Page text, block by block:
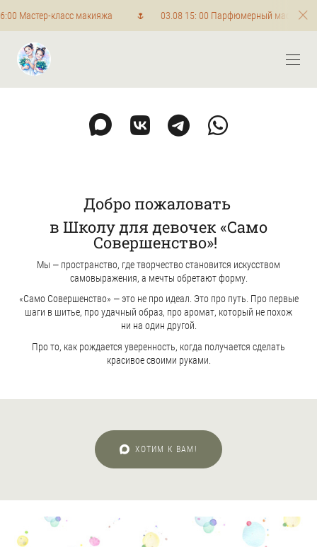
Мастер-класс макияжа 🌷 03.08 15: 00 Парфюмерный мастер-класс
Добро пожаловать
в Школу для девочек «Само
Совершенство»!
Мы — пространство, где творчество становится искусством
самовыражения, а мечты обретают форму.
«Само Совершенство» — это не про идеал. Это про путь. Про первые
шаги в шитье, про удачный образ, про аромат, который не похож
ни на один другой.
Про то, как рождается уверенность, когда получается сделать
красивое своими руками.
ХОТИМ К ВАМ!